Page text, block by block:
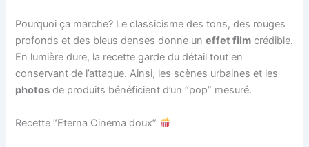
Pourquoi ça marche? Le classicisme des tons, des rouges
profonds et des bleus denses donne uneffet film crédible.
En lumière dure, la recette garde du détail tout en
conservant de l’attaque. Ainsi, les scènes urbaines et les
photos de produits bénéficient d’un “pop” mesuré.
Recette “Eterna Cinema doux”